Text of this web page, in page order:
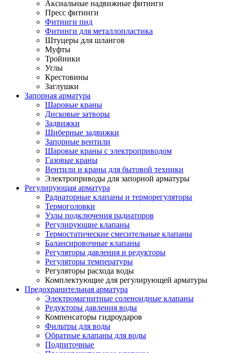
Аксиальные надвижные фитинги
Пресс фитинги
Фитинги пнд
Фитинги для металлопластика
Штуцеры для шлангов
Муфты
Тройники
Углы
Крестовины
Заглушки
Запорная арматура
Шаровые краны
Дисковые затворы
Задвижки
Шиберные задвижки
Запорные вентили
Шаровые краны с электроприводом
Газовые краны
Вентили и краны для бытовой техники
Электроприводы для запорной арматуры
Регулирующая арматура
Радиаторные клапаны и терморегуляторы
Термоголовки
Узлы подключения радиаторов
Регулирующие клапаны
Термостатические смесительные клапаны
Балансировочные клапаны
Регуляторы давления и редукторы
Регуляторы температуры
Регуляторы расхода воды
Комплектующие для регулирующей арматуры
Предохранительная арматура
Электромагнитные соленоидные клапаны
Редукторы давления воды
Компенсаторы гидроударов
Фильтры для воды
Обратные клапаны для воды
Подпиточные